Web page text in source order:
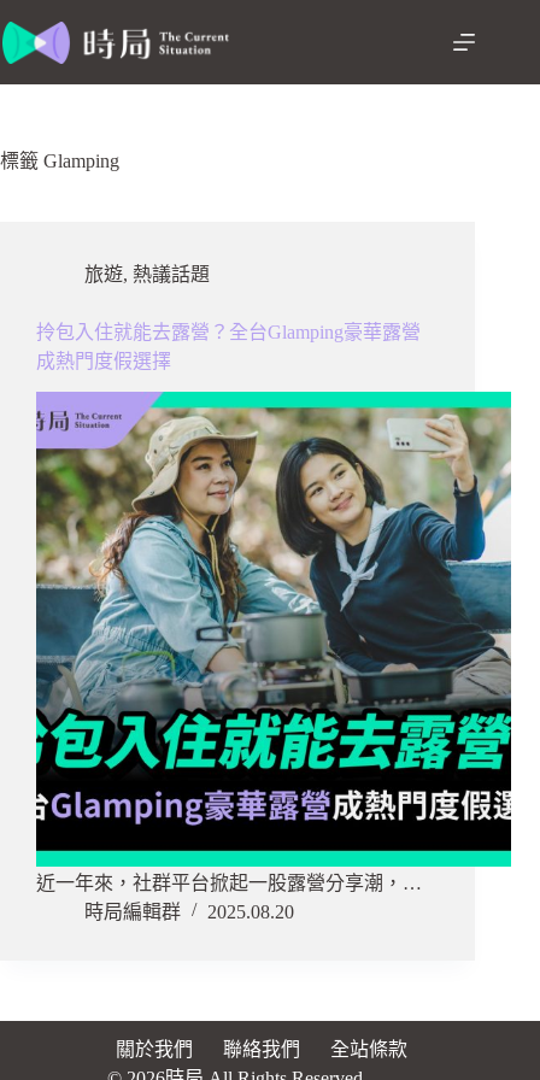
至
容
標籤 Glamping
旅遊, 熱議話題
拎包入住就能去露營？全台Glamping豪華露營
成熱門度假選擇
近一年來，社群平台掀起一股露營分享潮，…
時局編輯群
2025.08.20
關於我們 聯絡我們
全站條款